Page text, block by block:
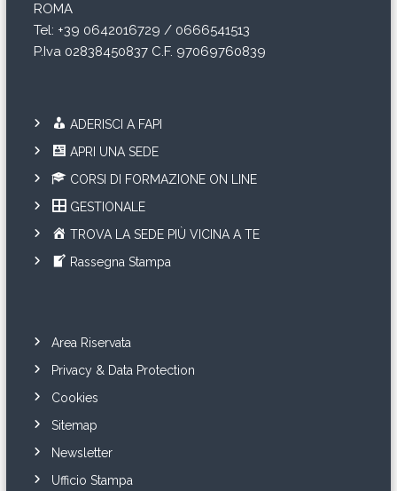
ROMA
Tel: +39 0642016729 / 0666541513
P.Iva 02838450837 C.F. 97069760839
ADERISCI A FAPI
APRI UNA SEDE
CORSI DI FORMAZIONE ON LINE
GESTIONALE
TROVA LA SEDE PIÙ VICINA A TE
Rassegna Stampa
Area Riservata
Privacy & Data Protection
Cookies
Sitemap
Newsletter
Ufficio Stampa